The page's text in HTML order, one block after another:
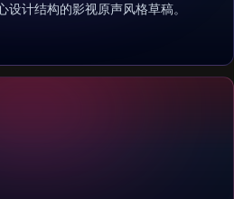
计结构的影视原声风格草稿。